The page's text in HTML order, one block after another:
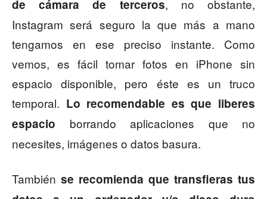
de cámara de terceros, no obstante,
Instagram será seguro la que más a mano
tengamos en ese preciso instante. Como
vemos, es fácil tomar fotos en iPhone sin
espacio disponible, pero éste es un truco
temporal. Lo recomendable es que liberes
espacio borrando aplicaciones que no
necesites, imágenes o datos basura.
También se recomienda que transfieras tus